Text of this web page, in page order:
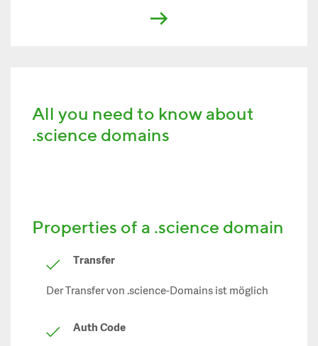
All you need to know about
.science domains
Properties of a .science domain
Transfer
Der Transfer von .science-Domains ist möglich
Auth Code